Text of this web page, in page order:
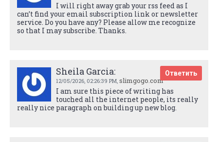
I will right away grab your rss feed as I
can’t find your email subscription link or newsletter
service. Do you have any? Please allow me recognize
so that I may subscribe. Thanks.
Sheila Garcia:
12/05/2026, 02:26:39 PM, slimgogo.com
Ответить
I am sure this piece of writing has
touched all the internet people, its really
really nice paragraph on building up new blog.